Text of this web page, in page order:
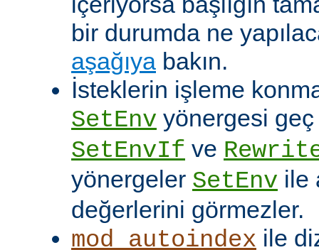
bir durumda ne
aşağıya bakın.
İsteklerin işleme
SetEnv yönergesi geç
SetEnvIf ve
yönergeler SetEnv ile
değerlerini görmezler.
mod_autoindex ile